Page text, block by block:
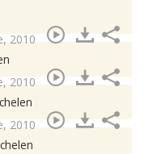
2010
2010
2010